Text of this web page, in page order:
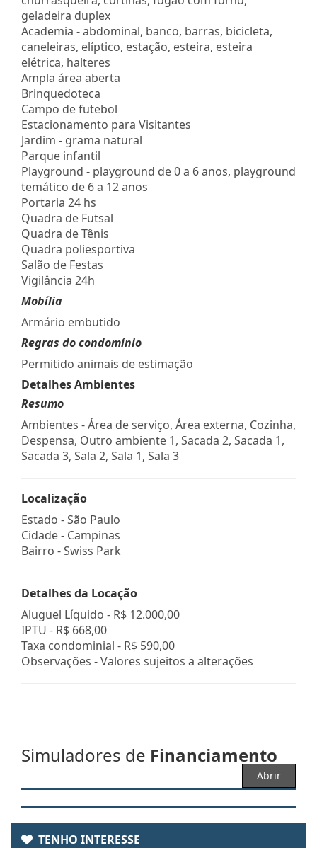
geladeira duplex
Academia - abdominal, banco, barras, bicicleta,
caneleiras, elíptico, estação, esteira, esteira
elétrica, halteres
Ampla área aberta
Brinquedoteca
Campo de futebol
Estacionamento para Visitantes
Jardim - grama natural
Parque infantil
Playground - playground de 0 a 6 anos, playground
temático de 6 a 12 anos
Portaria 24 hs
Quadra de Futsal
Quadra de Tênis
Quadra poliesportiva
Salão de Festas
Vigilância 24h
Mobília
Armário embutido
Regras do condomínio
Permitido animais de estimação
Detalhes Ambientes
Resumo
Ambientes - Área de serviço, Área externa, Cozinha,
Despensa, Outro ambiente 1, Sacada 2, Sacada 1,
Sacada 3, Sala 2, Sala 1, Sala 3
Localização
Estado -São Paulo
Cidade - Campinas
Bairro -Swiss Park
Detalhes da Locação
Aluguel Líquido - R$ 12.000,00
IPTU - R$ 668,00
Taxa condominial - R$ 590,00
Observações - Valores sujeitos a alterações
Simuladores de Financiamento
Abrir
TENHO INTERESSE